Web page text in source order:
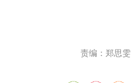
责编：郑思雯